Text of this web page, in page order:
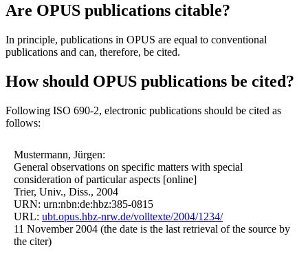
Are OPUS publications citable?
In principle, publications in OPUS are equal to conventional
publications and can, therefore, be cited.
How should OPUS publications be cited?
Following ISO 690-2, electronic publications should be cited as
follows:
Mustermann, Jürgen:
General observations on specific matters with special
consideration of particular aspects [online]
Trier, Univ., Diss., 2004
URN: urn:nbn:de:hbz:385-0815
URL: ubt.opus.hbz-nrw.de/volltexte/2004/1234/
11 November 2004 (the date is the last retrieval of the source by
the citer)